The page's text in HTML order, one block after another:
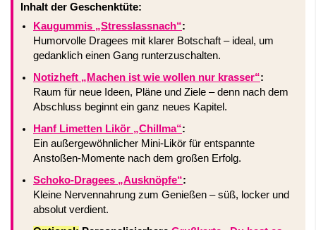
Inhalt der Geschenktüte:
Kaugummis „Stresslassnach“:
Humorvolle Dragees mit klarer Botschaft – ideal, um
gedanklich einen Gang runterzuschalten.
Notizheft „Machen ist wie wollen nur krasser“:
Raum für neue Ideen, Pläne und Ziele – denn nach dem
Abschluss beginnt ein ganz neues Kapitel.
Hanf Limetten Likör „Chillma“:
Ein außergewöhnlicher Mini-Likör für entspannte
Anstoßen-Momente nach dem großen Erfolg.
Schoko-Dragees „Ausknöpfe“:
Kleine Nervennahrung zum Genießen – süß, locker und
absolut verdient.